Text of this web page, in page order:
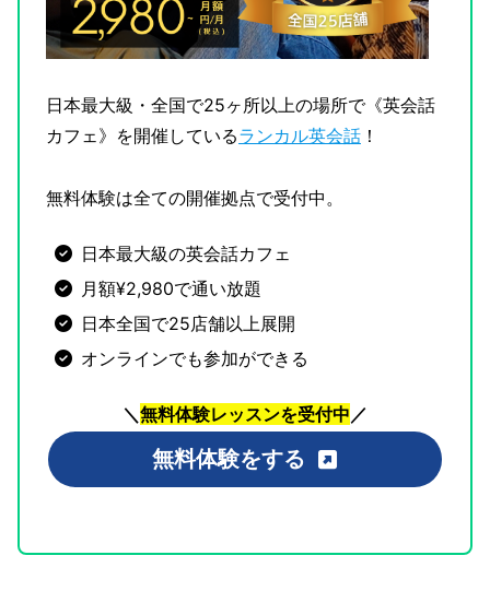
日本最大級・全国で25ヶ所以上の場所で《英会話
カフェ》を開催しているランカル英会話 ！
無料体験は全ての開催拠点で受付中。
日本最大級の英会話カフェ
月額¥2,980で通い放題
日本全国で25店舗以上展開
オンラインでも参加ができる
＼無料体験レッスンを受付中／
無料体験をする